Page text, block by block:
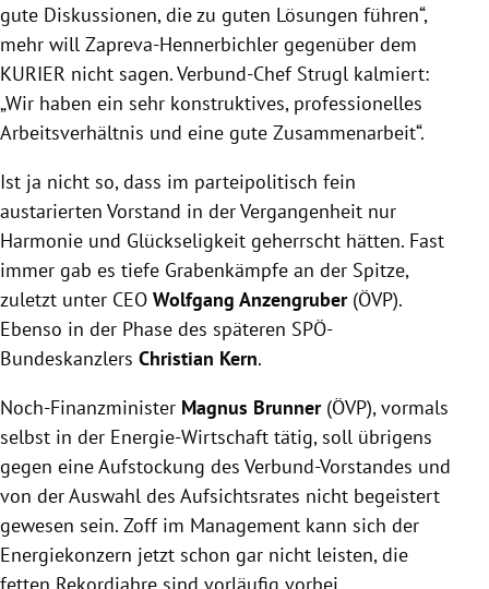
gute Diskussionen, die zu guten Lösungen führen“,
mehr will Zapreva-Hennerbichler gegenüber dem
KURIER nicht sagen. Verbund-Chef Strugl kalmiert:
„Wir haben ein sehr konstruktives, professionelles
Arbeitsverhältnis und eine gute Zusammenarbeit“.
Ist ja nicht so, dass im parteipolitisch fein
austarierten Vorstand in der Vergangenheit nur
Harmonie und Glückseligkeit geherrscht hätten. Fast
immer gab es tiefe Grabenkämpfe an der Spitze,
zuletzt unter CEO Wolfgang Anzengruber (ÖVP).
Ebenso in der Phase des späteren SPÖ-
Bundeskanzlers Christian Kern.
Noch-Finanzminister Magnus Brunner (ÖVP), vormals
selbst in der Energie-Wirtschaft tätig, soll übrigens
gegen eine Aufstockung des Verbund-Vorstandes und
von der Auswahl des Aufsichtsrates nicht begeistert
gewesen sein. Zoff im Management kann sich der
Energiekonzern jetzt schon gar nicht leisten, die